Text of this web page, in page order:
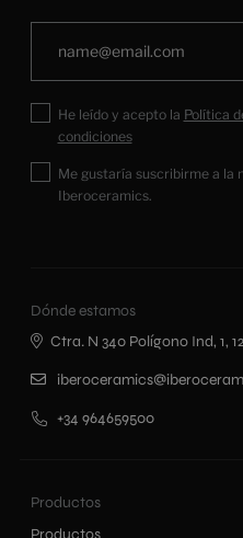
He leído y acepto la Política
condiciones
Me gustaría suscribirme a la
Iberoceramics.
Productos
Dónde estamos
Ctra. N 340 Polígono Ind, 1,
+34 964659500